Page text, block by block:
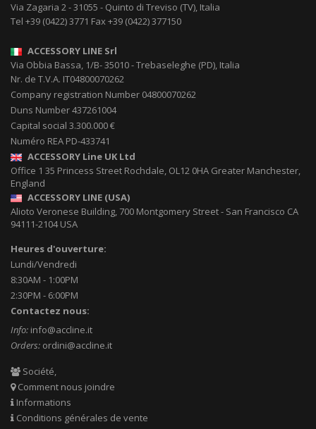
Via Zagaria 2-31055 - Quinto di Treviso (TV), Italia
Tel +39 (0422) 3771 Fax+39 (0422) 377150
ACCESSORY LINE Srl
Via Obbia Bassa, 1/B-35010-Trebaseleghe (PD), Italia
Nr. de T.V.A. IT04800070262
Company registration Number 04800070262
Duns Number 437261004
Capital social 3.300.000 €
Numéro REA PD-433741
ACCESSORY Line UK Ltd
Office 1 35 Princess Street Rochdale, OL12 0HA Greater Manchester,
England
ACCESSORY LINE (USA)
Alioto Veronese Building, 700 Montgomery Street- San Francisco CA
94111-2104USA
Heures d'ouverture:
Lundi/Vendredi
8:30AM - 1:00PM
2:30PM - 6:00PM
Contactez nous:
Info: info@accline.it
Orders: ordini@accline.it
Société,
Comment nous joindre
Informations
Conditions générales de vente